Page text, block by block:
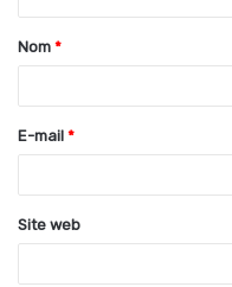
t
a
e
*
Nom *
E-mail *
Site web